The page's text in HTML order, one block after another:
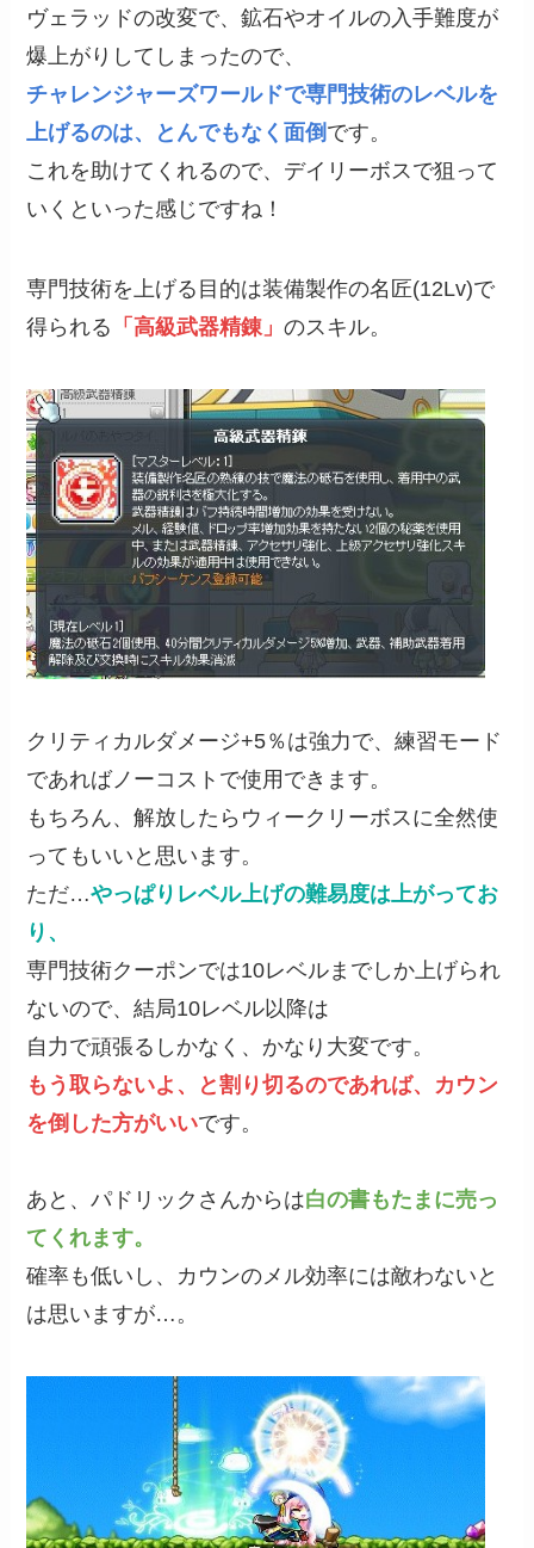
ヴェラッドの改変で、鉱石やオイルの入手難度が
爆上がりしてしまったので、
チャレンジャーズワールドで専門技術のレベルを
上げるのは、とんでもなく面倒 です。
これを助けてくれるので、デイリーボスで狙って
いくといった感じですね！
専門技術を上げる目的は装備製作の名匠(12Lv)で
得られる 「高級武器精錬」のスキル。
クリティカルダメージ+5％は強力で、練習モード
であればノーコストで使用できます。
もちろん、解放したらウィークリーボスに全然使
ってもいいと思います。
ただ…やっぱりレベル上げの難易度は上がってお
り、
専門技術クーポンでは10レベルまでしか上げられ
ないので、結局10レベル以降は
自力で頑張るしかなく、かなり大変です。
もう取らないよ、と割り切るのであれば、カウン
を倒した方がいいです。
あと、パドリックさんからは白の書もたまに売っ
てくれます。
確率も低いし、カウンのメル効率には敵わないと
は思いますが…。